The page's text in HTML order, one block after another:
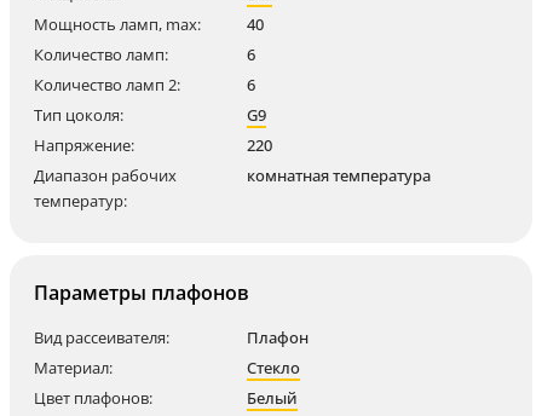
Мощность ламп, max:
40
Количество ламп:
6
Количество ламп 2:
6
Тип цоколя:
G9
Напряжение:
220
Диапазон рабочих
температур:
комнатная температура
Параметры плафонов
Вид рассеивателя:
Плафон
Материал:
Стекло
Цвет плафонов:
Белый